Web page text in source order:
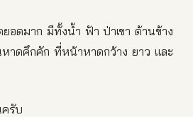
ยอดมาก มีทั้งน้ำ ฟ้า ป่าเขา ด้านข้าง
าดคึกคัก ที่หน้าหาดกว้าง ยาว และ
ครับ